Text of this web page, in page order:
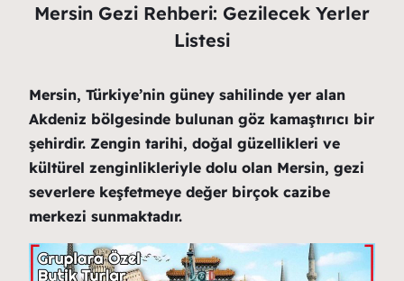
Mersin Gezi Rehberi: Gezilecek Yerler
Listesi
Mersin, Türkiye’nin güney sahilinde yer alan
Akdeniz bölgesinde bulunan göz kamaştırıcı bir
şehirdir. Zengin tarihi, doğal güzellikleri ve
kültürel zenginlikleriyle dolu olan Mersin, gezi
severlere keşfetmeye değer birçok cazibe
merkezi sunmaktadır.